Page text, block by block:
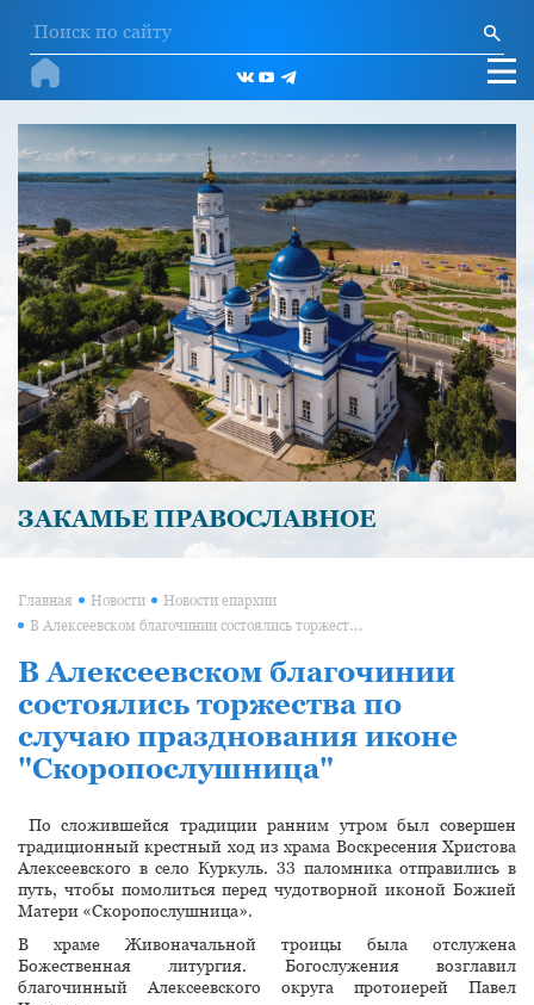
ЗАКАМЬЕ ПРАВОСЛАВНОЕ
Главная Новости Новости епархии
В Алексеевском благочинии состоялись торжества по случаю празднования иконе "Скоропослушница"
В Алексеевском благочинии
состоялись торжества по
случаю празднования иконе
"Скоропослушница"
По сложившейся традиции ранним утром был совершен
традиционный крестный ход из храма Воскресения Христова
Алексеевского в село Куркуль. 33 паломника отправились в
путь, чтобы помолиться перед чудотворной иконой Божией
Матери «Скоропослушница».
В храме Живоначальной троицы была отслужена
Божественная литургия. Богослужения возглавил
благочинный Алексеевского округа протоиерей Павел